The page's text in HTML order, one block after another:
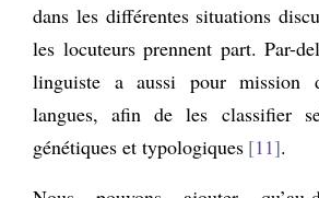
dans les différentes situations
les locuteurs prennent part. Par-
linguiste a aussi pour mission
langues, afin de les classifier
génétiques et typologiques 11 .